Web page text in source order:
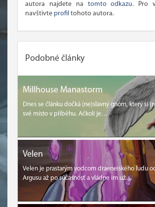
autora najdete na tomto odkazu. Pro
navštivte profil tohoto autora.
Podobné články
Millhouse Manastorm
Dnes se článku dočká (ne)slavný gnóm, který si
své místo v příběhu. Ačkoli je…
Velen
Velen je prastarým vodcom draeneiského ľudu
Argusu až po súčasnosť a vládne im už…